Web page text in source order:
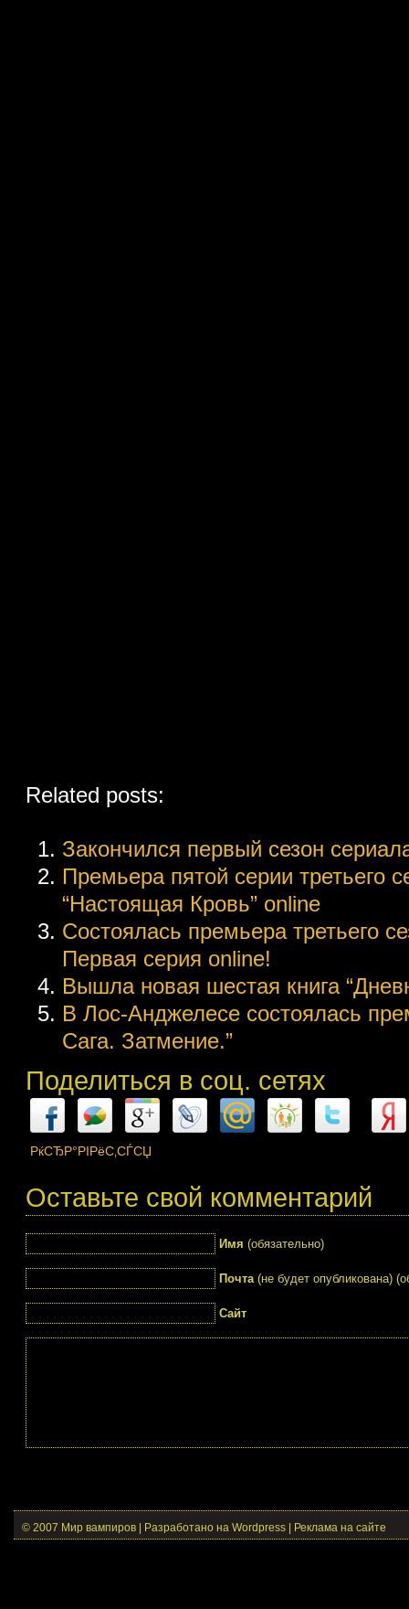
Related posts:
Закончился первый сезон
Премьера пятой серии третьего
“Настоящая Кровь” online
Состоялась премьера третьего
Первая серия online!
Вышла новая шестая книга
В Лос-Анджелесе состоялась
Сага. Затмение.”
Поделиться в соц. сетях
РќСЂР°РІРёС‚СЃСЏ
Оставьте свой комментарий
Имя (обязательно)
Почта(не будет опубликована)
Сайт
© 2007 Мир вампиров | Разработано на Wordpress | Реклама на сайте